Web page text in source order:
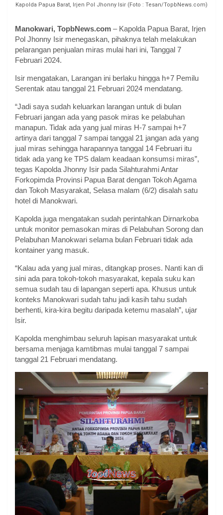
Kapolda Papua Barat, Irjen Pol Jhonny Isir (Foto : Tesan/TopbNews.com)
Manokwari, TopbNews.com – Kapolda Papua Barat, Irjen
Pol Jhonny Isir menegaskan, pihaknya telah melakukan
pelarangan penjualan miras mulai hari ini, Tanggal 7
Februari 2024.
Isir mengatakan, Larangan ini berlaku hingga h+7 Pemilu
Serentak atau tanggal 21 Februari 2024 mendatang.
“Jadi saya sudah keluarkan larangan untuk di bulan
Februari jangan ada yang pasok miras ke pelabuhan
manapun. Tidak ada yang jual miras H-7 sampai h+7
artinya dari tanggal 7 sampai tanggal 21 jangan ada yang
jual miras sehingga harapannya tanggal 14 Februari itu
tidak ada yang ke TPS dalam keadaan konsumsi miras”,
tegas Kapolda Jhonny Isir pada Silahturahmi Antar
Forkopimda Provinsi Papua Barat dengan Tokoh Agama
dan Tokoh Masyarakat, Selasa malam (6/2) disalah satu
hotel di Manokwari.
Kapolda juga mengatakan sudah perintahkan Dirnarkoba
untuk monitor pemasokan miras di Pelabuhan Sorong dan
Pelabuhan Manokwari selama bulan Februari tidak ada
kontainer yang masuk.
“Kalau ada yang jual miras, ditangkap proses. Nanti kan di
sini ada para tokoh-tokoh masyarakat, kepala suku kan
semua sudah tau di lapangan seperti apa. Khusus untuk
konteks Manokwari sudah tahu jadi kasih tahu sudah
berhenti, kira-kira begitu daripada ketemu masalah”, ujar
Isir.
Kapolda menghimbau seluruh lapisan masyarakat untuk
bersama menjaga kamtibmas mulai tanggal 7 sampai
tanggal 21 Februari mendatang.